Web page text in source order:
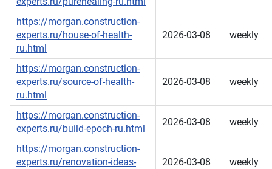
https://morgan.construction-
experts.ru/house-of-health-
ru.html
2026-03-08 weekly
https://morgan.construction-
experts.ru/source-of-health-
ru.html
2026-03-08 weekly
https://morgan.construction-
experts.ru/build-epoch-ru.html
2026-03-08 weekly
https://morgan.construction-
experts.ru/renovation-ideas-
2026-03-08 weekly